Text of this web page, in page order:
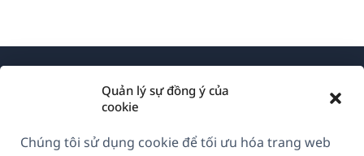
Quản lý sự đồng ý của
cookie
Chúng tôi sử dụng cookie để tối ưu hóa trang web